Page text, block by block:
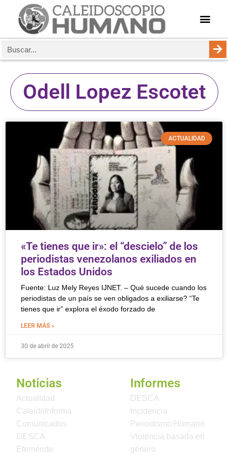
Odell Lopez Escotet
ACTUALIDAD
«Te tienes que ir»: el “descielo” de los
periodistas venezolanos exiliados en
los Estados Unidos
Fuente: Luz Mely Reyes IJNET. – Qué sucede cuando los
periodistas de un país se ven obligados a exiliarse? “Te
tienes que ir” explora el éxodo forzado de
LEER MÁS »
30 de abril de 2025
Noticias
Actualidad
CaleidoInforma
Comunicados
DESCA
Efeméride
Informes
DESCA
Incidencia
Periodismo Humano
Violencia basada en
género